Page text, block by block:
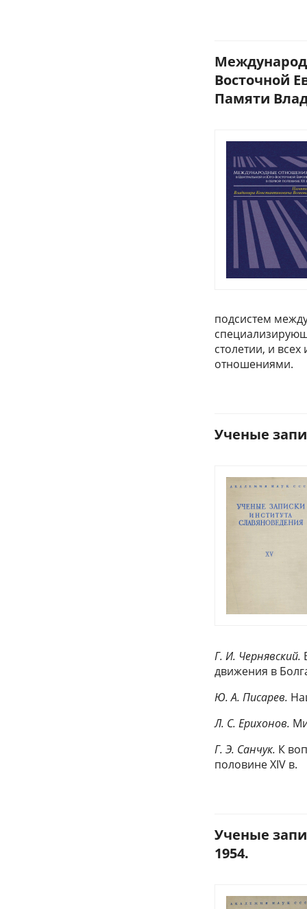
Восточной
Памяти
подсистем
столетии, и
отношениями.
Ученые
Г. И. Чернявский.
движения в
Ю. А. Писарев.
Л. С. Ерихонов.
Г. Э. Санчук. К
половине XIV в.
Ученые
1954.